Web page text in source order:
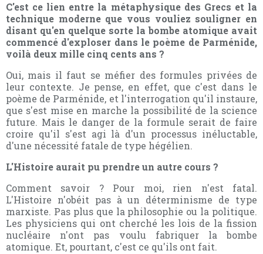
C'est ce lien entre la métaphysique des Grecs et la
technique moderne que vous vouliez souligner en
disant qu'en quelque sorte la bombe atomique avait
commencé d'exploser dans le poème de Parménide,
voilà deux mille cinq cents ans ?
Oui, mais il faut se méfier des formules privées de
leur contexte. Je pense, en effet, que c'est dans le
poème de Parménide, et l'interrogation qu'il instaure,
que s'est mise en marche la possibilité de la science
future. Mais le danger de la formule serait de faire
croire qu'il s'est agi là d'un processus inéluctable,
d'une nécessité fatale de type hégélien.
L'Histoire aurait pu prendre un autre cours ?
Comment savoir ? Pour moi, rien n'est fatal.
L'Histoire n'obéit pas à un déterminisme de type
marxiste. Pas plus que la philosophie ou la politique.
Les physiciens qui ont cherché les lois de la fission
nucléaire n'ont pas voulu fabriquer la bombe
atomique. Et, pourtant, c'est ce qu'ils ont fait.